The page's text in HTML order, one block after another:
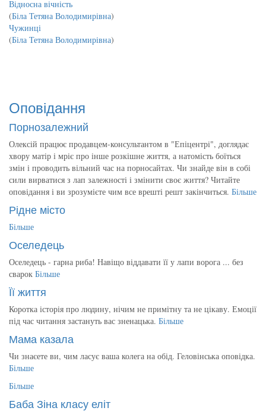
Відносна вічність
(Біла Тетяна Володимирівна)
Чужинці
(Біла Тетяна Володимирівна)
Оповідання
Порнозалежний
Олексій працює продавцем-консультантом в "Епіцентрі", доглядає
хвору матір і мріє про інше розкішне життя, а натомість боїться
змін і проводить вільний час на порносайтах. Чи знайде він в собі
сили вирватися з лап залежності і змінити своє життя? Читайте
оповідання і ви зрозумієте чим все врешті решт закінчиться. Більше
Рідне місто
Більше
Оселедець
Оселедець - гарна риба! Навіщо віддавати її у лапи ворога ... без
сварок Більше
Її життя
Коротка історія про людину, нічим не примітну та не цікаву. Емоції
під час читання застануть вас зненацька. Більше
Мама казала
Чи знаєете ви, чим ласує ваша колега на обід. Геловінська оповідка.
Більше
Більше
Баба Зіна класу еліт